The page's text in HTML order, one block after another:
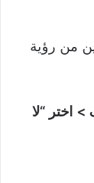
من رؤية
اختر “لا